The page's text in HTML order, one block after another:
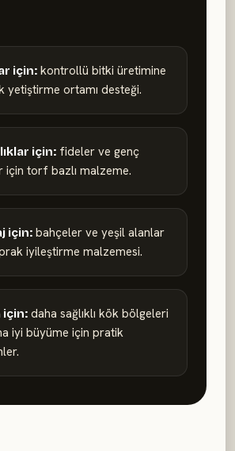
için: kontrollü bitki üretimine
yetiştirme ortamı desteği.
için: fideler ve genç
için torf bazlı malzeme.
için: bahçeler ve yeşil alanlar
iyileştirme malzemesi.
için: daha sağlıklı kök bölgeleri
iyi büyüme için pratik